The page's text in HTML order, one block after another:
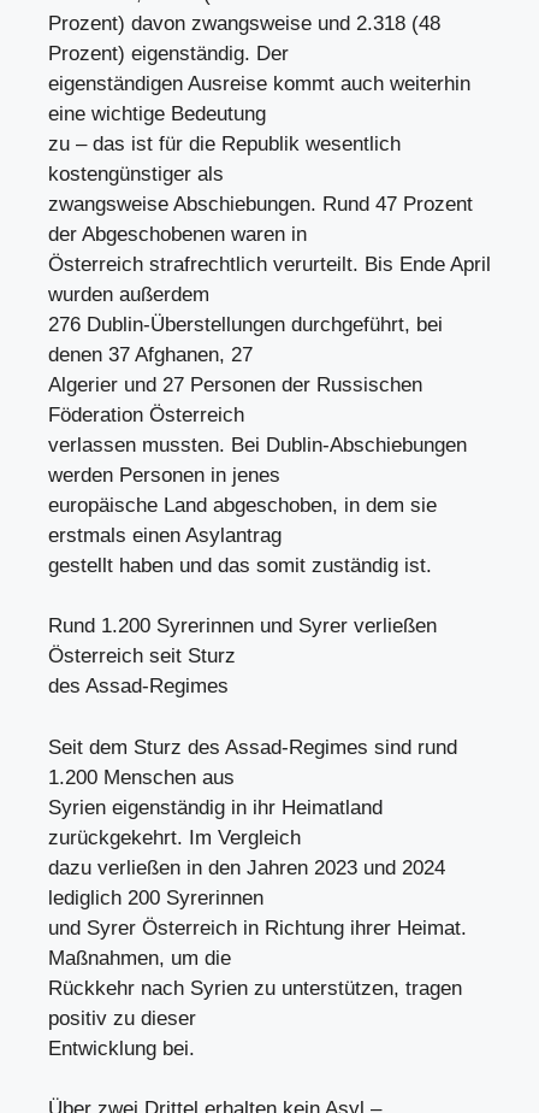
Prozent) davon zwangsweise und 2.318 (48
Prozent) eigenständig. Der
eigenständigen Ausreise kommt auch weiterhin
eine wichtige Bedeutung
zu – das ist für die Republik wesentlich
kostengünstiger als
zwangsweise Abschiebungen. Rund 47 Prozent
der Abgeschobenen waren in
Österreich strafrechtlich verurteilt. Bis Ende April
wurden außerdem
276 Dublin-Überstellungen durchgeführt, bei
denen 37 Afghanen, 27
Algerier und 27 Personen der Russischen
Föderation Österreich
verlassen mussten. Bei Dublin-Abschiebungen
werden Personen in jenes
europäische Land abgeschoben, in dem sie
erstmals einen Asylantrag
gestellt haben und das somit zuständig ist.
Rund 1.200 Syrerinnen und Syrer verließen
Österreich seit Sturz
des Assad-Regimes
Seit dem Sturz des Assad-Regimes sind rund
1.200 Menschen aus
Syrien eigenständig in ihr Heimatland
zurückgekehrt. Im Vergleich
dazu verließen in den Jahren 2023 und 2024
lediglich 200 Syrerinnen
und Syrer Österreich in Richtung ihrer Heimat.
Maßnahmen, um die
Rückkehr nach Syrien zu unterstützen, tragen
positiv zu dieser
Entwicklung bei.